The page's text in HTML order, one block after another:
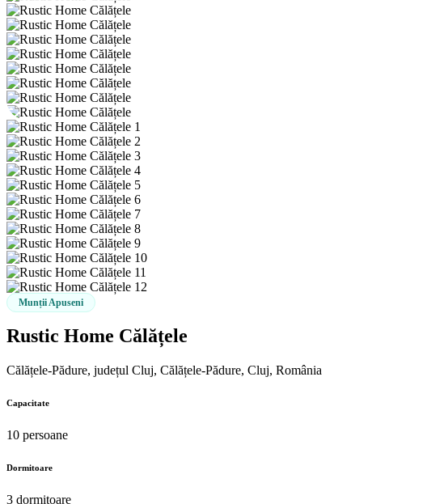
Munții Apuseni
Rustic Home Călățele
Călățele-Pădure, județul Cluj, Călățele-Pădure, Cluj, România
Capacitate
10 persoane
Dormitoare
3 dormitoare